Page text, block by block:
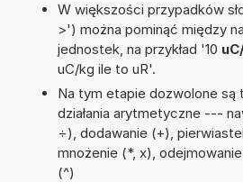
W większości przypadków
>') można pominąć między
jednostek, na przykład '10
uC/kg ile to uR'.
Na tym etapie dozwolone
działania arytmetyczne ---
÷), dodawanie (+),
mnożenie (*, x),
(^)